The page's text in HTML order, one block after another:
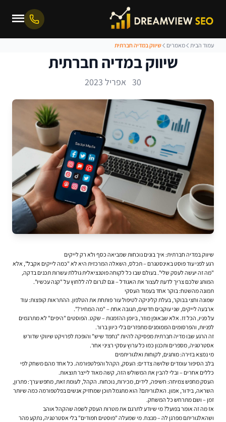
עמוד הבית מאמרים שיווק במדיה חברתית
שיווק במדיה חברתית
30 אפריל 2023
שיווק במדיה חברתית: איך בונים נוכחות שמביאה כסף ולא רק לייקים
רגע לפני עוד פוסט באינסטגרם – תכלס, השאלה המרכזית היא לא "כמה לייקים אקבל", אלא
"מה זה יעשה לעסק שלי". בעולם שבו כל לקוחה פוטנציאלית גוללת עשרות תכנים בדקה,
המותג שלכם צריך לדעת לעצור את האגודל – וגם לגרום לה ללחוץ על "קנה עכשיו".
תמונה מהשטח: בוקר אחד בעמוד העסקי
שמונה וחצי בבוקר, בעלת קליניקה לטיפול עור פותחת את הטלפון. ההתראות קופצות: עוד
ארבעה לייקים, שני עוקבים חדשים, תגובה אחת – "מה המחיר?".
על פניו, הכל זז. אלא שבאופן מוזר, ביומן ההזמנות – שקט. הפוסטים "היפים" לא מתרגמים
לפניות, והפרסומים הממומנים מתפזרים בלי כיוון ברור.
זה הרגע שבו מדיה חברתית מפסיקה להיות "נחמד שיש" והופכת לפרויקט שיווקי שדורש
אסטרטגיה, מספרים ותכנון כמו כל ערוץ עסקי רציני אחר.
מי נמצא בזירה: מותגים, לקוחות ואלגוריתמים
בלב הסיפור עומדים שלושה צדדים: העסק, הקהל והפלטפורמה. כל אחד מהם משחק לפי
כללים אחרים – ובלי להבין את המשולש הזה, קשה מאוד לייצר תוצאות.
העסק מחפש צמיחה: חשיפה, לידים, מכירות, נוכחות. הקהל, לעומת זאת, מחפש ערך: פתרון,
השראה, בידור, אמון. האלגוריתם? הוא מתגמל תוכן שמחזיק אנשים בפלטפורמה כמה שיותר
זמן – ושם מתרחש כל המשחק.
אז מה זה אומר בפועל? מי שיודע לתרגם את מטרות העסק לשפה שהקהל אוהב
ושהאלגוריתם מפרגן לה – מנצח. מי שמעלה "פוסטים חמודים" בלי אסטרטגיה, נתקע מהר